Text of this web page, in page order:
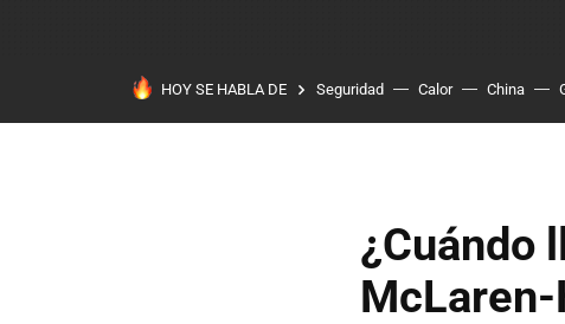
HOY SE HABLA DE Seguridad Calor China
¿Cuándo
McLaren-